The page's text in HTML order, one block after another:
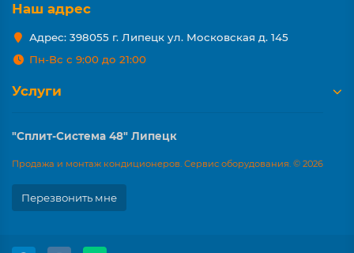
Наш адрес
Адрес: 398055 г. Липецк ул. Московская д. 145
Пн-Вс с 9:00 до 21:00
Услуги
"Сплит-Система 48" Липецк
Продажа и монтаж кондиционеров. Сервис оборудования. © 2026
Перезвонить мне